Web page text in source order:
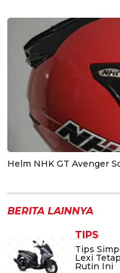
Helm NHK GT Avenger
BERITA LAINNYA
TIPS
Tips
Lexi
Rutin Ini